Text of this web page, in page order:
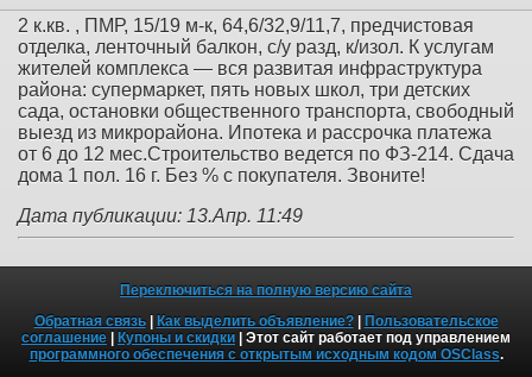
2 к.кв. , ПМР, 15/19 м-к, 64,6/32,9/11,7, предчистовая
отделка, ленточный балкон, с/у разд, к/изол. К услугам
жителей комплекса — вся развитая инфраструктура
района: супермаркет, пять новых школ, три детских
сада, остановки общественного транспорта, свободный
выезд из микрорайона. Ипотека и рассрочка платежа
от 6 до 12 мес.Строительство ведется по ФЗ-214. Сдача
дома 1 пол. 16 г. Без % с покупателя. Звоните!
Дата публикации: 13.Апр. 11:49
Переключиться на полную версию сайта
Обратная связь| Как выделить объявление?| Пользовательское
соглашение | Купоны и скидки | Этот сайт работает под управлением
программного обеспечения с открытым исходным кодом OSClass.